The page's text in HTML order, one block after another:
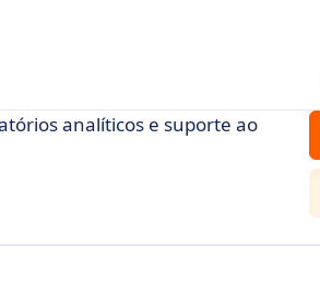
analíticos e suporte ao